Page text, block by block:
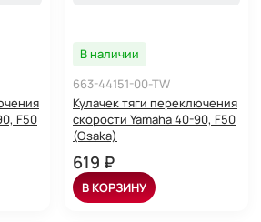
F50
В наличии
663-44151-00-TW
Кулачек тяги переключения
скорости Yamaha 40-90, F50
(Osaka)
619 ₽
В КОРЗИНУ